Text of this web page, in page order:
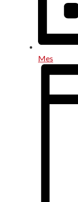
Mes